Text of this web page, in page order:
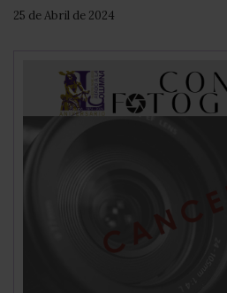
25 de Abril de 2024